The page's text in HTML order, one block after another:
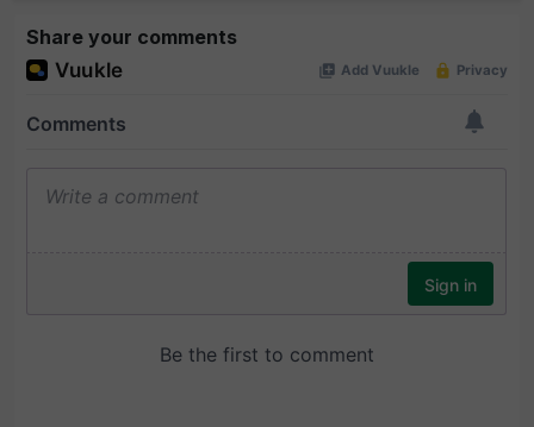
Share your comments